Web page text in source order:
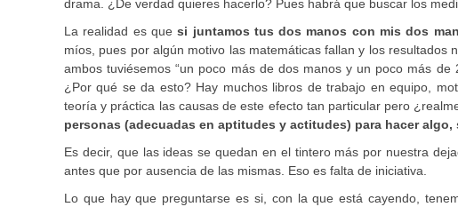
drama. ¿De verdad quieres hacerlo? Pues habrá que buscar los
La realidad es quesi juntamos tus dos manos con mis dos
míos, pues por algún motivo las matemáticas fallan y los
ambos tuviésemos “un poco más de dos manos y un poco más
¿Por qué se da esto? Hay muchos libros de trabajo en equipo,
teoría y práctica las causas de este efecto tan particular pero
personas (adecuadas en aptitudes y actitudes) para hacer
Es decir, que las ideas se quedan en el tintero más por nuestra
antes que por ausencia de las mismas. Eso es falta de iniciativa.
Lo que hay que preguntarse es si, con la que está cayendo,